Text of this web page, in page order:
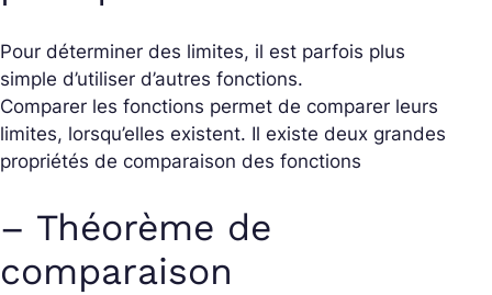
Pour déterminer des limites, il est parfois plus
simple d’utiliser d’autres fonctions.
Comparer les fonctions permet de comparer leurs
limites, lorsqu’elles existent. Il existe deux grandes
propriétés de comparaison des fonctions
– Théorème de
comparaison